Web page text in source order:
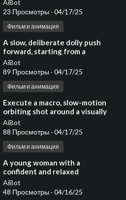
on two noble German
AiBot
23 Просмотры · 04/17/25
Фильм и анимация
⁣A slow, deliberate dolly push
forward, starting from a
medium shot
AiBot
89 Просмотры · 04/17/25
Фильм и анимация
⁣Execute a macro, slow-motion
orbiting shot around a visually
appealing composition
centered on a thi
AiBot
88 Просмотры · 04/17/25
Фильм и анимация
⁣A young woman with a
confident and relaxed
demeanor is sitting cro
AiBot
48 Просмотры · 04/16/25